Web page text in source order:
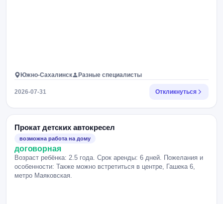
Южно-Сахалинск Разные специалисты
2026-07-31 Откликнуться
Прокат детских автокресел
возможна работа на дому
договорная
Возраст ребёнка: 2.5 года. Срок аренды: 6 дней. Пожелания и
особенности: Также можно встретиться в центре, Гашека 6,
метро Маяковская.